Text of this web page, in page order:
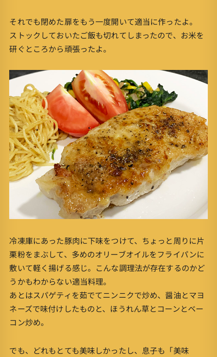
それでも閉めた扉をもう一度開いて適当に作ったよ。
ストックしておいたご飯も切れてしまったので、お米を
研ぐところから頑張ったよ。
冷凍庫にあった豚肉に下味をつけて、ちょっと周りに片
栗粉をまぶして、多めのオリーブオイルをフライパンに
敷いて軽く揚げる感じ。こんな調理法が存在するのかど
うかもわからない適当料理。
あとはスパゲティを茹でてニンニクで炒め、醤油とマヨ
ネーズで味付けしたものと、ほうれん草とコーンとベー
コン炒め。
でも、どれもとても美味しかったし、息子も「美味